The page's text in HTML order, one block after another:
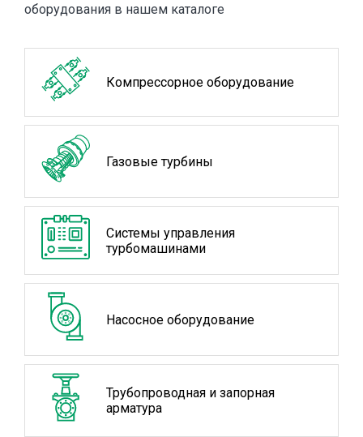
оборудования в нашем каталоге
Компрессорное оборудование
Газовые турбины
Системы управления
турбомашинами
Насосное оборудование
Трубопроводная и запорная
арматура